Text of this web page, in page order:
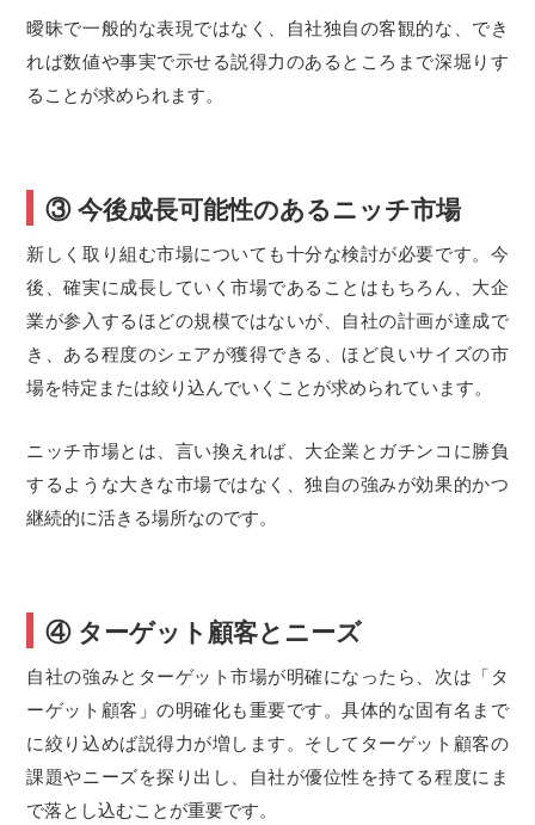
曖昧で一般的な表現ではなく、自社独自の客観的な、でき
れば数値や事実で示せる説得力のあるところまで深堀りす
ることが求められます。
③ 今後成長可能性のあるニッチ市場
新しく取り組む市場についても十分な検討が必要です。今
後、確実に成長していく市場であることはもちろん、大企
業が参入するほどの規模ではないが、自社の計画が達成で
き、ある程度のシェアが獲得できる、ほど良いサイズの市
場を特定または絞り込んでいくことが求められています。
ニッチ市場とは、言い換えれば、大企業とガチンコに勝負
するような大きな市場ではなく、独自の強みが効果的かつ
継続的に活きる場所なのです。
④ ターゲット顧客とニーズ
自社の強みとターゲット市場が明確になったら、次は「タ
ーゲット顧客」の明確化も重要です。具体的な固有名まで
に絞り込めば説得力が増します。そしてターゲット顧客の
課題やニーズを探り出し、自社が優位性を持てる程度にま
で落とし込むことが重要です。